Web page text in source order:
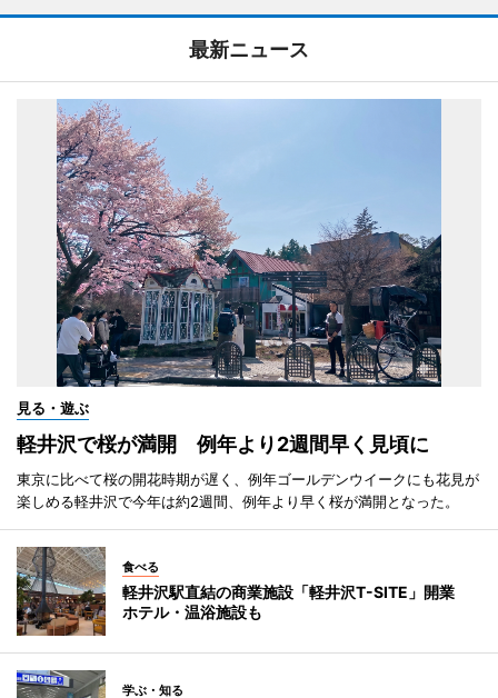
最新ニュース
見る・遊ぶ
軽井沢で桜が満開 例年より2週間早く見頃に
東京に比べて桜の開花時期が遅く、例年ゴールデンウイークにも花見が
楽しめる軽井沢で今年は約2週間、例年より早く桜が満開となった。
食べる
軽井沢駅直結の商業施設「軽井沢T-SITE」開業
ホテル・温浴施設も
学ぶ・知る